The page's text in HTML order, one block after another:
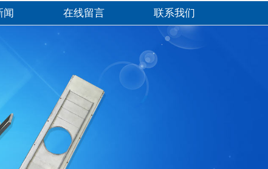
闻 在线留言 联系我们